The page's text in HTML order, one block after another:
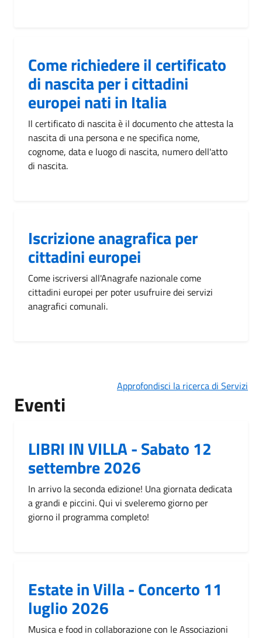
Come richiedere il certificato
di nascita per i cittadini
europei nati in Italia
Il certificato di nascita è il documento che attesta la
nascita di una persona e ne specifica nome,
cognome, data e luogo di nascita, numero dell'atto
di nascita.
Iscrizione anagrafica per
cittadini europei
Come iscriversi all'Anagrafe nazionale come
cittadini europei per poter usufruire dei servizi
anagrafici comunali.
Approfondisci la ricerca di Servizi
Eventi
LIBRI IN VILLA - Sabato 12
settembre 2026
In arrivo la seconda edizione! Una giornata dedicata
a grandi e piccini. Qui vi sveleremo giorno per
giorno il programma completo!
Estate in Villa - Concerto 11
luglio 2026
Musica e food in collaborazione con le Associazioni